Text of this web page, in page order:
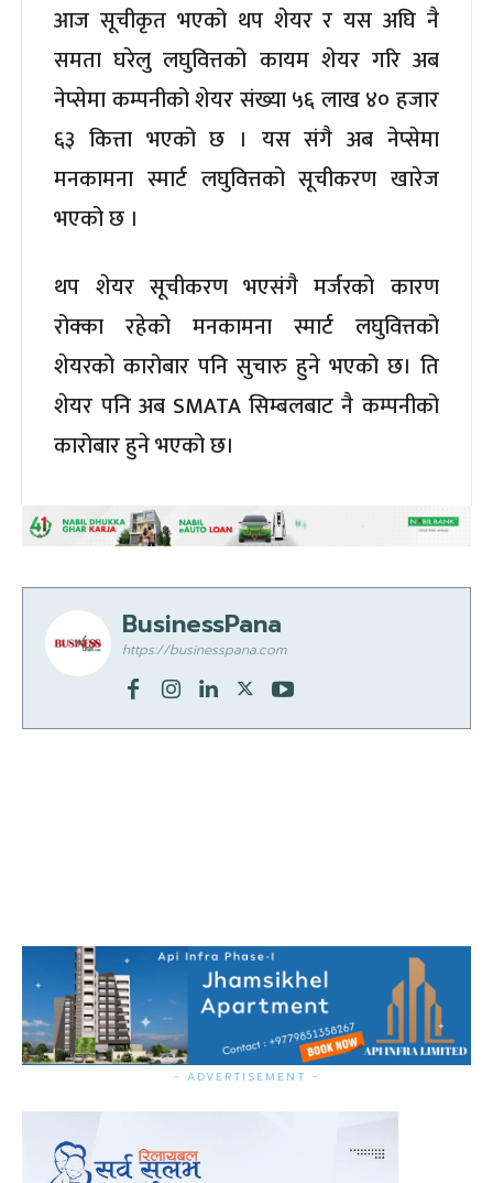
आज सूचीकृत भएको थप शेयर र यस अघि नै
समता घरेलु लघुवित्तको कायम शेयर गरि अब
नेप्सेमा कम्पनीको शेयर संख्या ५६ लाख ४० हजार
६३ कित्ता भएको छ । यस संगै अब नेप्सेमा
मनकामना स्मार्ट लघुवित्तको सूचीकरण खारेज
भएको छ ।
थप शेयर सूचीकरण भएसंगै मर्जरको कारण
रोक्का रहेको मनकामना स्मार्ट लघुवित्तको
शेयरको कारोबार पनि सुचारु हुने भएको छ। ति
शेयर पनि अब SMATA सिम्बलबाट नै कम्पनीको
कारोबार हुने भएको छ।
BusinessPana
https://businesspana.com
- ADVERTISEMENT -